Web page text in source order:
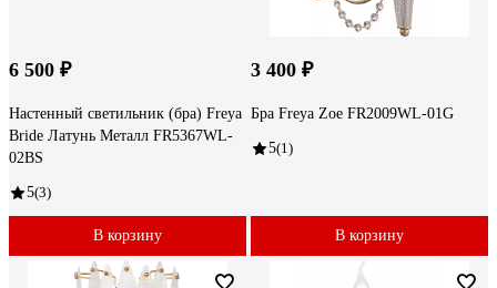
6 500 ₽
Настенный светильник (бра) Freya
Bride Латунь Металл FR5367WL-
02BS
5(3)
В корзину
3 400 ₽
Бра Freya Zoe FR2009WL-01G
5(1)
В корзину